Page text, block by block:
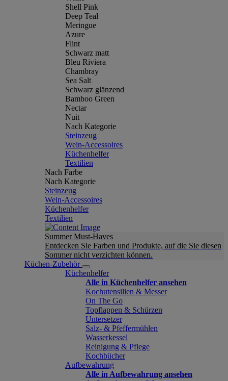
Shell Pink
Deep Teal
Meringue
Azure
Flint
Schwarz matt
Bleu Riviera
Chambray
Sea Salt
Schwarz glänzend
Bamboo Green
Nectar
Nuit
Nach Kategorie
Steinzeug
Wein-Accessoires
Küchenhelfer
Textilien
Nach Farbe
Nach Kategorie
Steinzeug
Wein-Accessoires
Küchenhelfer
Textilien
Summer Must-Haves
Entdecken Sie Farben und Produkte, auf die Sie diesen
Sommer nicht verzichten können.
Küchen-Zubehör
Küchenhelfer
Alle in Küchenhelfer ansehen
Kochutensilien & Messer
On The Go
Topflappen & Schürzen
Untersetzer
Salz- & Pfeffermühlen
Wasserkessel
Reinigung & Pflege
Kochbücher
Aufbewahrung
Alle in Aufbewahrung ansehen